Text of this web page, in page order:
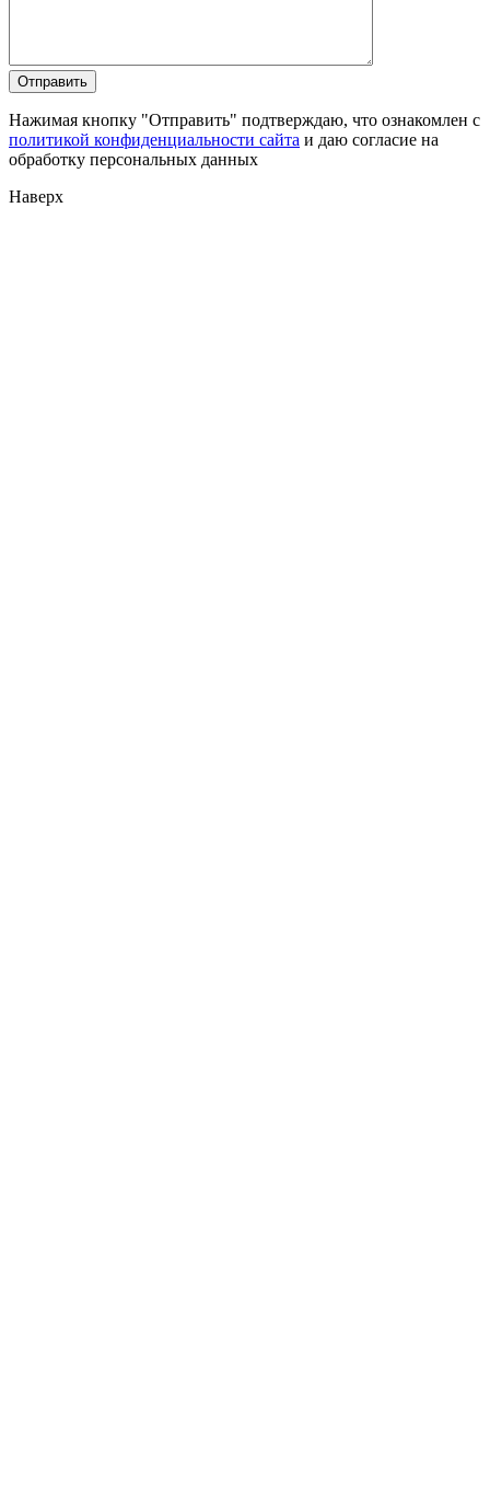
Нажимая кнопку "Отправить" подтверждаю, что ознакомлен с
политикой конфиденциальности сайта и даю согласие на
обработку персональных данных
Наверх